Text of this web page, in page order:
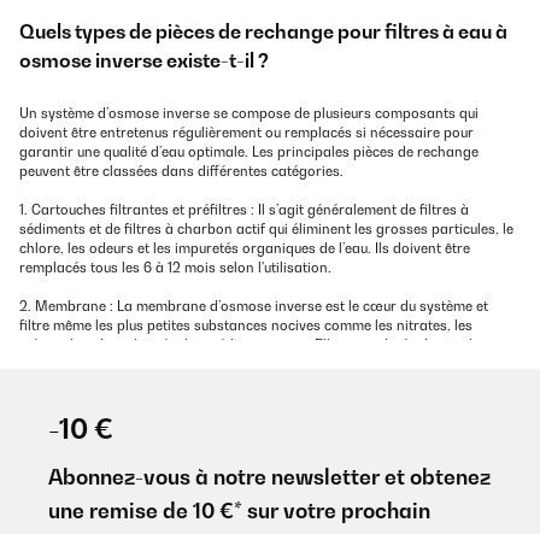
Quels types de pièces de rechange pour filtres à eau à
osmose inverse existe-t-il ?
Un système d’osmose inverse se compose de plusieurs composants qui
doivent être entretenus régulièrement ou remplacés si nécessaire pour
garantir une qualité d’eau optimale. Les principales pièces de rechange
peuvent être classées dans différentes catégories.
1. Cartouches filtrantes et préfiltres : Il s’agit généralement de filtres à
sédiments et de filtres à charbon actif qui éliminent les grosses particules, le
chlore, les odeurs et les impuretés organiques de l’eau. Ils doivent être
remplacés tous les 6 à 12 mois selon l'utilisation.
2. Membrane : La membrane d’osmose inverse est le cœur du système et
filtre même les plus petites substances nocives comme les nitrates, les
métaux lourds ou les résidus médicamenteux. Elle a une durée de vie plus
3. Post-filtre à charbon actif : Ce soi-disant post-filtre assure la dernière
étape de purification et améliore le goût de l'eau filtrée. Il doit également être
4. Joints et raccords de tuyaux : Pour éviter les fuites, il est important de
remplacer les joints, les joints toriques ou les connecteurs rapides si
-10 €
Abonnez-vous à notre newsletter et obtenez
une remise de 10 €* sur votre prochain